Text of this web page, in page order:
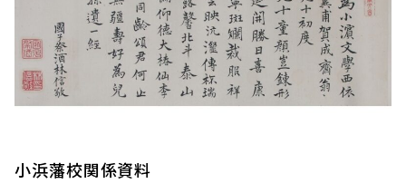
小浜藩校関係資料